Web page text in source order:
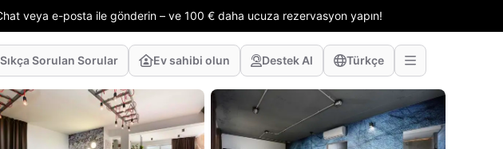
veya e-posta ile gönderin – ve 100 € daha ucuza rezervasyon yapın!
Sıkça Sorulan Sorular Ev sahibi olun Destek Al Türkçe